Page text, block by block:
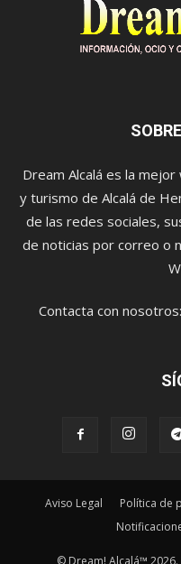
Dream Alcalá es la
y turismo de Alcalá de
de las redes sociales,
de noticias por correo o
Contacta con nosotros:
Aviso Legal Política de